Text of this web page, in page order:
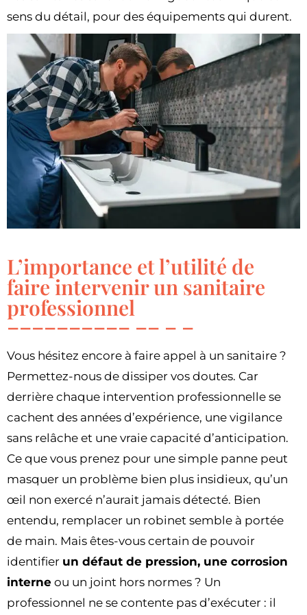
sens du détail, pour des équipements qui durent.
L’importance et l’utilité de
faire intervenir un sanitaire
professionnel
Vous hésitez encore à faire appel à un sanitaire ?
Permettez-nous de dissiper vos doutes. Car
derrière chaque intervention professionnelle se
cachent des années d’expérience, une vigilance
sans relâche et une vraie capacité d’anticipation.
Ce que vous prenez pour une simple panne peut
masquer un problème bien plus insidieux, qu’un
œil non exercé n’aurait jamais détecté. Bien
entendu, remplacer un robinet semble à portée
de main. Mais êtes-vous certain de pouvoir
identifier un défaut de pression, une corrosion
interne ou un joint hors normes ? Un
professionnel ne se contente pas d’exécuter : il